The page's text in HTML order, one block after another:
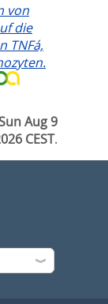
von
die
TNFá,
Aug 9
CEST.